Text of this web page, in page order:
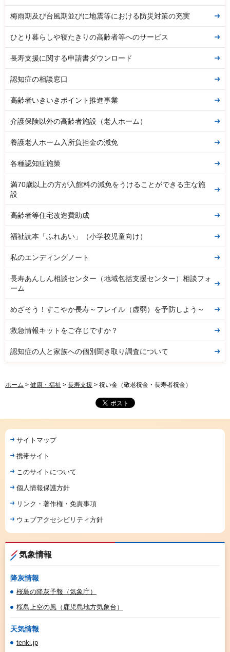
梅雨期及び台風期並びに地震等における防災対策の充実
ひとり暮らしや寝たきりの高齢者等へのサービス
長寿支援に関する申請書ダウンロード
認知症の相談窓口
高齢者いきいきポイント推進事業
介護保険以外の高齢者施設（老人ホーム）
養護老人ホーム入所負担金の減免
各種認知症施策
満70歳以上の方が入館料の減免をうけることができる主な施
設
高齢者等住宅改造費助成
福祉読本「ふれあい」（小学校児童向け）
私のエンディングノート
長寿あんしん相談センター（地域包括支援センター）相談フォ
ーム
めざそう！すこやか長寿～フレイル（虚弱）を予防しよう～
救急情報キットをご存じですか？
認知症の人と家族への個別聞き取り調査について
ホーム > 健康・福祉 > 長寿支援 > 祝い金（敬老祝金・長寿者祝金）
サイトマップ
携帯サイト
このサイトについて
個人情報保護方針
リンク・著作権・免責事項
ウェブアクセシビリティ方針
気象情報
降灰情報
桜島の降灰予報（気象庁）
桜島上空の風（鹿児島地方気象台）
天気情報
tenki.jp